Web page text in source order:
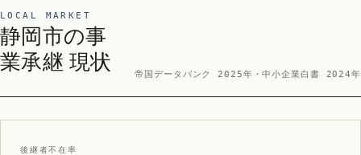
LOCAL MARKET
静岡市の事
業承継 現状
帝国データバンク 2025年・中小企業白書 2024年
後継者不在率